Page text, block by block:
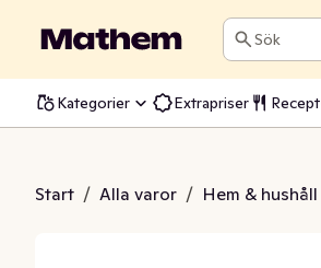
Sök
Kategorier Extrapriser Recept
Start / Alla varor / Hem & hushåll
Osorterade Motiv